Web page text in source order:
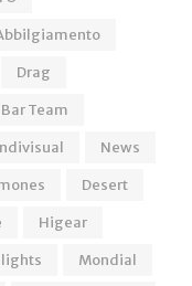
Drag
Bar Team
News
Desert
Higear
Mondial